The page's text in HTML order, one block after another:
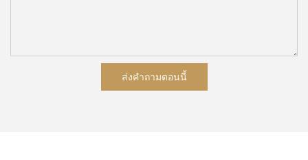
ส่งคำถามตอนนี้